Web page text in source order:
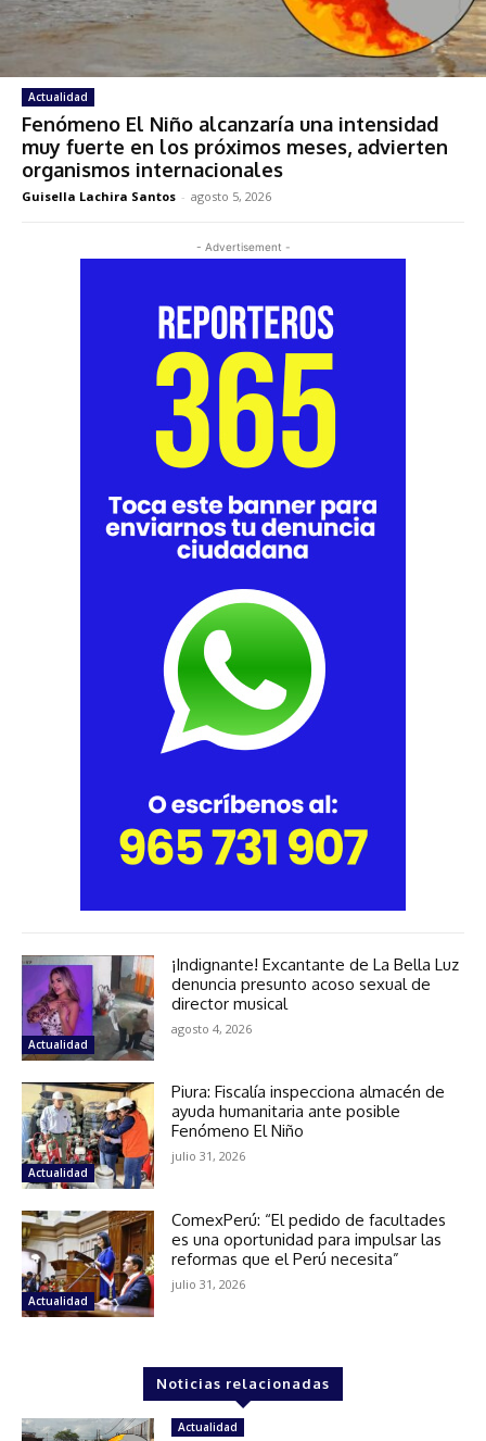
Actualidad
Fenómeno El Niño alcanzaría una intensidad
muy fuerte en los próximos meses, advierten
organismos internacionales
Guisella Lachira Santos - agosto 5, 2026
- Advertisement -
Actualidad
¡Indignante! Excantante de La Bella Luz
denuncia presunto acoso sexual de
director musical
agosto 4, 2026
Actualidad
Piura: Fiscalía inspecciona almacén de
ayuda humanitaria ante posible
Fenómeno El Niño
julio 31, 2026
Actualidad
ComexPerú: “El pedido de facultades
es una oportunidad para impulsar las
reformas que el Perú necesita”
julio 31, 2026
Noticias relacionadas
Actualidad